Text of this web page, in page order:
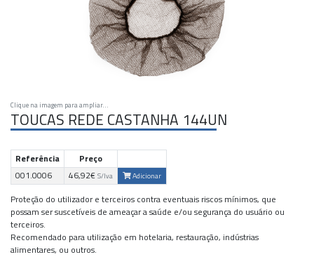
Clique na imagem para ampliar...
TOUCAS REDE CASTANHA 144UN
Referência
Preço
001.0006
46,92€ S/Iva Adicionar
Proteção do utilizador e terceiros contra eventuais riscos mínimos, que
possam ser suscetíveis de ameaçar a saúde e/ou segurança do usuário ou
terceiros.
Recomendado para utilização em hotelaria, restauração, indústrias
alimentares, ou outros.